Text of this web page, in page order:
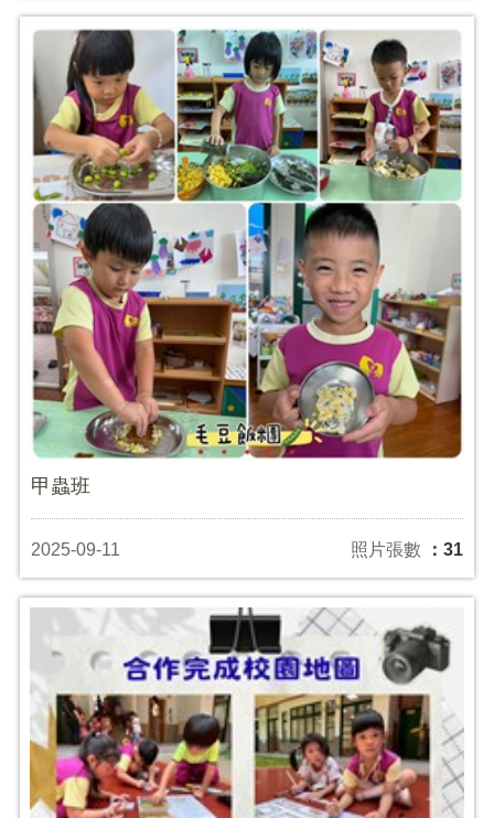
甲蟲班
2025-09-11 照片張數 ：31